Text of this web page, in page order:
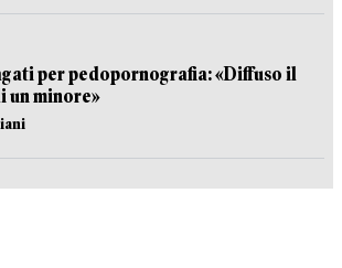
per pedopornografia: «Diffuso il
un minore»